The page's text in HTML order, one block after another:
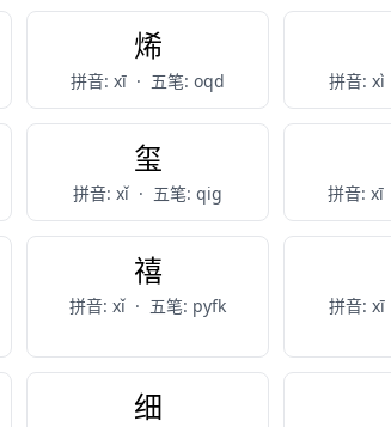
烯
拼音: xī · 五笔: oqd 拼音: xì
玺
拼音: xǐ · 五笔: qig 拼音: xī
禧
拼音: xǐ · 五笔: pyfk 拼音: xī
细